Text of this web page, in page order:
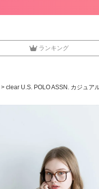
ランキング
clear U.S. POLO ASSN. カジュア